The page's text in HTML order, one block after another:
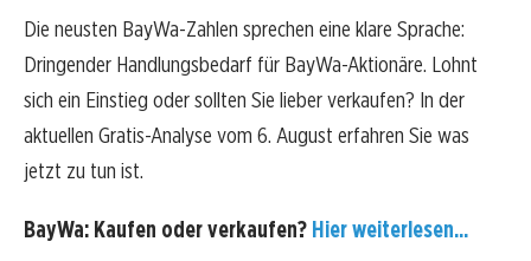
Die neusten BayWa-Zahlen sprechen eine klare Sprache:
Dringender Handlungsbedarf für BayWa-Aktionäre. Lohnt
sich ein Einstieg oder sollten Sie lieber verkaufen? In der
aktuellen Gratis-Analyse vom 6. August erfahren Sie was
jetzt zu tun ist.
BayWa: Kaufen oder verkaufen? Hier weiterlesen...